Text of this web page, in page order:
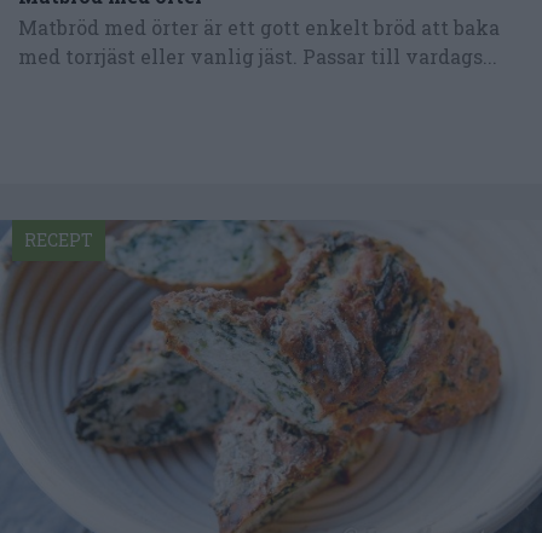
Matbröd med örter är ett gott enkelt bröd att baka
med torrjäst eller vanlig jäst. Passar till vardags...
RECEPT